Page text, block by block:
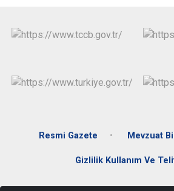
Resmi Gazete Mevzuat
Gizlilik Kullanım Ve